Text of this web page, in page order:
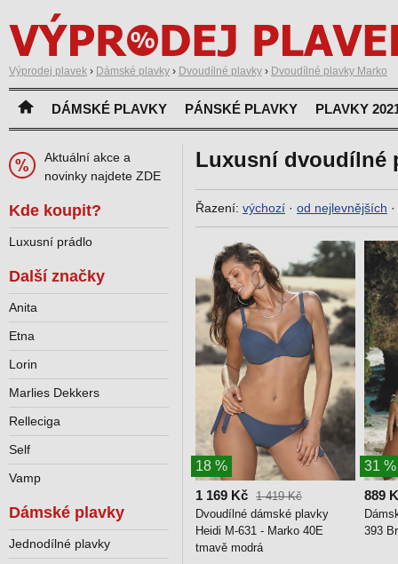
Výprodej plavek › Dámské plavky › Dvoudílné plavky › Dvoudílné plavky Marko
DÁMSKÉ PLAVKY PÁNSKÉ PLAVKY PLAVKY
Luxusní dvoudílné
Řazení: výchozí · od nejlevnějších ·
18 %
1 169 Kč 1 419 Kč
Dvoudílné dámské plavky
Heidi M-631 - Marko 40E
tmavě modrá
31 %
889
393
Aktuální akce a
novinky najdete ZDE
Kde koupit?
Luxusní prádlo
Další značky
Anita
Etna
Lorin
Marlies Dekkers
Relleciga
Self
Vamp
Dámské plavky
Jednodílné plavky